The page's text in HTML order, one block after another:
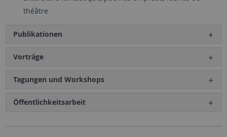
théâtre
Publikationen
Vorträge
Tagungen und Workshops
Öffentlichkeitsarbeit